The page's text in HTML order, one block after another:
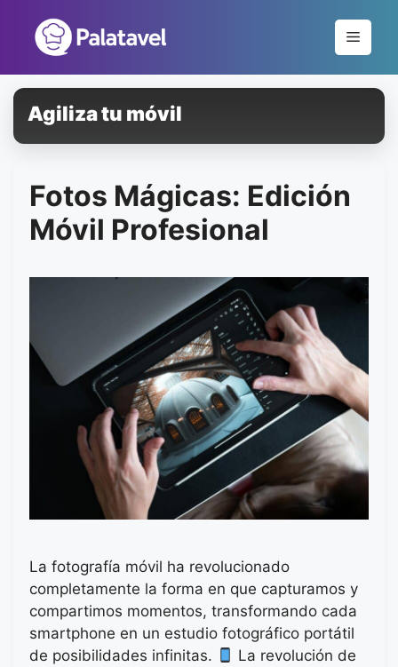
conteúdo
Menu
Agiliza tu móvil
Fotos Mágicas: Edición
Móvil Profesional
La fotografía móvil ha revolucionado
completamente la forma en que capturamos y
compartimos momentos, transformando cada
smartphone en un estudio fotográfico portátil
de posibilidades infinitas.
La revolución de